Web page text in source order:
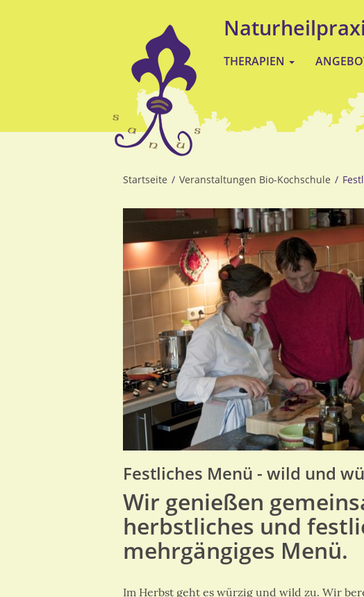
THERAPIEN
Startseite Veranstaltungen Bio-Kochschule
Festliches Menü - wild und
Wir genießen
herbstliches und
mehrgängiges Menü.
Im Herbst geht es würzig und wild zu. Wir